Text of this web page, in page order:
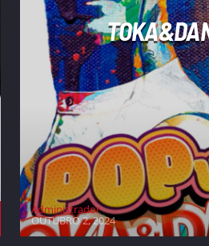
Administrador
OUTUBRO 2, 2024